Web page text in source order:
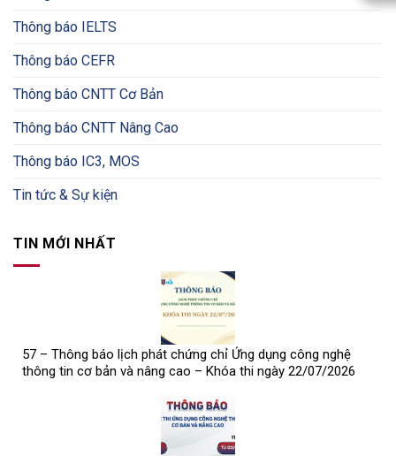
Thông báo IELTS
Thông báo CEFR
Thông báo CNTT Cơ Bản
Thông báo CNTT Nâng Cao
Thông báo IC3, MOS
Tin tức & Sự kiện
TIN MỚI NHẤT
57 – Thông báo lịch phát chứng chỉ Ứng dụng công nghệ
thông tin cơ bản và nâng cao – Khóa thi ngày 22/07/2026